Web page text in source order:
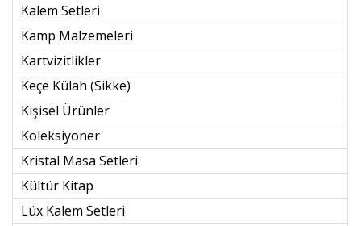
Kalem Setleri
Kamp Malzemeleri
Kartvizitlikler
Keçe Külah (sikke)
Kişisel Ürünler
Koleksiyoner
Kristal Masa Setleri
Kültür Kitap
Lüx Kalem Setleri